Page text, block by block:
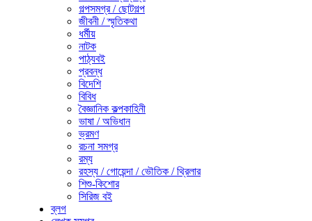
গল্পসমগ্র / ছোটগল্প
জীবনী / স্মৃতিকথা
ধর্মীয়
নাটক
পাঠ্যবই
প্রবন্ধ
বিদেশি
বিবিধ
বৈজ্ঞানিক কল্পকাহিনী
ভাষা / অভিধান
ভ্রমণ
রচনা সমগ্র
রম্য
রহস্য / গোয়েন্দা / ভৌতিক / থ্রিলার
শিশু-কিশোর
সিরিজ বই
ব্লগ